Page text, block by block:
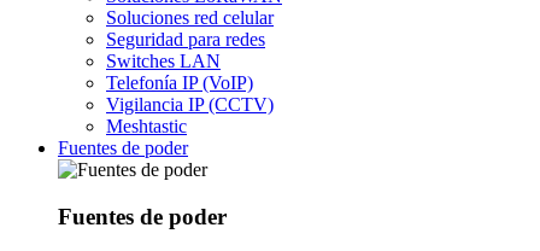
Soluciones red celular
Seguridad para redes
Switches LAN
Telefonía IP (VoIP)
Vigilancia IP (CCTV)
Meshtastic
Fuentes de poder
Fuentes de poder